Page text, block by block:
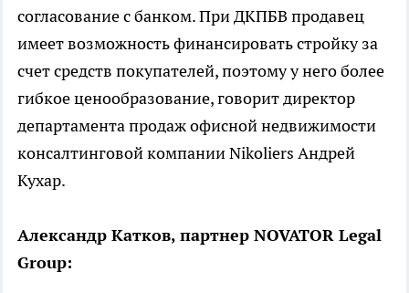
согласование с банком. При ДКПБВ продавец
имеет возможность финансировать стройку за
счет средств покупателей, поэтому у него более
гибкое ценообразование, говорит директор
департамента продаж офисной недвижимости
консалтинговой компании Nikoliers Андрей
Кухар.
Александр Катков, партнер NOVATOR Legal
Group: